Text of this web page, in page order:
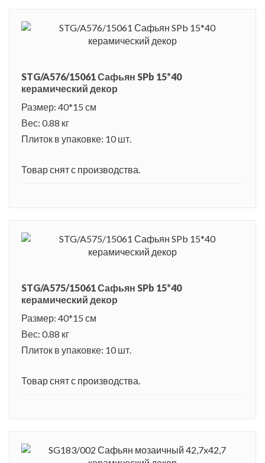
STG/A576/15061 Сафьян SPb 15*40
керамический декор
Размер: 40*15 см
Вес: 0.88 кг
Плиток в упаковке: 10 шт.
Товар снят с производства.
STG/A575/15061 Сафьян SPb 15*40
керамический декор
Размер: 40*15 см
Вес: 0.88 кг
Плиток в упаковке: 10 шт.
Товар снят с производства.